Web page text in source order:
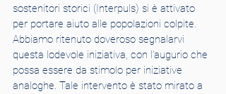
sostenitori storici (Interpuls) si è attivato
per portare aiuto alle popolazioni colpite.
Abbiamo ritenuto doveroso segnalarvi
questa lodevole iniziativa, con l’augurio che
possa essere da stimolo per iniziative
analoghe. Tale intervento è stato mirato a